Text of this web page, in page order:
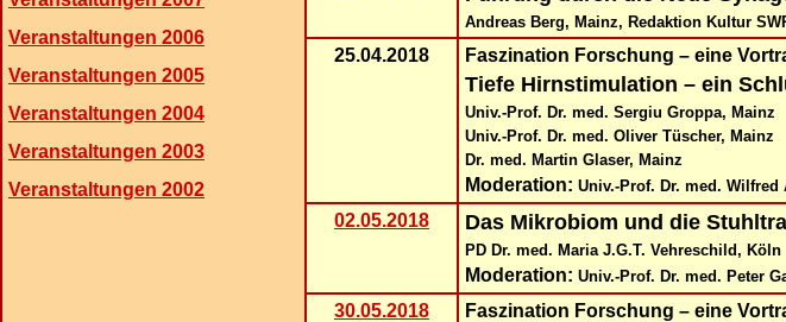
Veranstaltungen 2006
Veranstaltungen 2005
Veranstaltungen 2004
Veranstaltungen 2003
Veranstaltungen 2002
Andreas Berg, Mainz, Redaktion Kultur
25.04.2018 Faszination Forschung – eine
Tiefe Hirnstimulation – ein
Univ.-Prof. Dr. med. Sergiu Groppa, Mainz
Univ.-Prof. Dr. med. Oliver Tüscher, Mainz
Dr. med. Martin Glaser, Mainz
Moderation: Univ.-Prof. Dr. med. Wilfred
02.05.2018 Das Mikrobiom und die
PD Dr. med. Maria J.G.T. Vehreschild, Köln
Moderation: Univ.-Prof. Dr. med. Peter
30.05.2018 Faszination Forschung – eine